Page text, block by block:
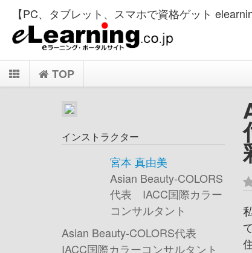
【PC、タブレット、スマホで資格ゲット
TOP
インストラクター
宮本 真由美
Asian Beauty-COLORS
代表 IACC国際カラー
コンサルタント
Asian Beauty-COLORS代表
IACC国際カラーコンサルタント